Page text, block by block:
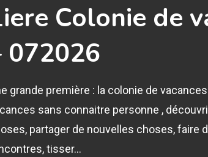
Colonie de
072026
grande première : la colonie de
sans connaitre personne ,
partager de nouvelles choses, faire
tisser…